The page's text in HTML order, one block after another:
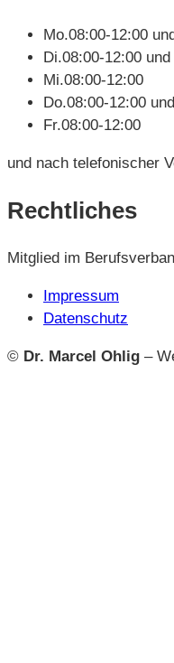
Mo.08:00-12:00
Di.08:00-12:00
Mi.08:00-12:00
Do.08:00-12:00
Fr.08:00-12:00
und nach telefonischer
Rechtliches
Mitglied im
Impressum
Datenschutz
© Dr. Marcel Ohlig –